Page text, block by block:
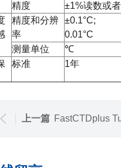
精度
±1%读数或
精度和分辨
率
±0.1°C;
0.01°C
测量单位
℃
标准 1年
上一篇 FastCTDplus